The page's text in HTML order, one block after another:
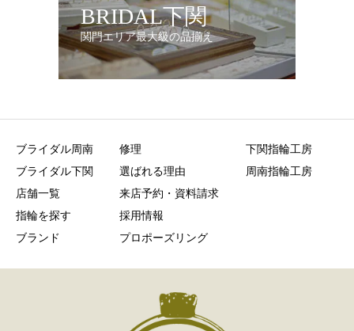
BRIDAL下関
関門エリア最大級の品揃え
ブライダル周南
ブライダル下関
店舗一覧
指輪を探す
ブランド
修理
選ばれる理由
来店予約・資料請求
採用情報
プロポーズリング
下関指輪工房
周南指輪工房